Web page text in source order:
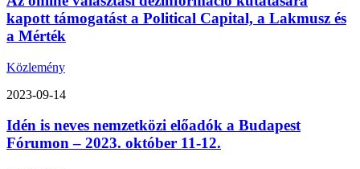
kapott támogatást a Political Capital, a Lakmusz és
a Mérték
Közlemény
2023-09-14
Idén is neves nemzetközi előadók a Budapest
Fórumon – 2023. október 11-12.